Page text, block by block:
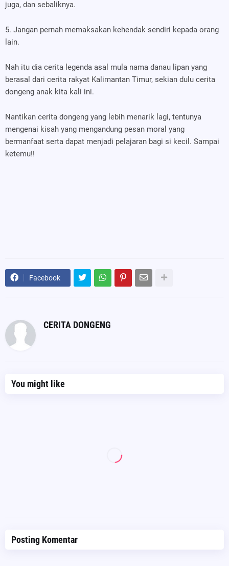
juga, dan sebaliknya.
5. Jangan pernah memaksakan kehendak sendiri kepada orang
lain.
Nah itu dia cerita legenda asal mula nama danau lipan yang
berasal dari cerita rakyat Kalimantan Timur, sekian dulu cerita
dongeng anak kita kali ini.
Nantikan cerita dongeng yang lebih menarik lagi, tentunya
mengenai kisah yang mengandung pesan moral yang
bermanfaat serta dapat menjadi pelajaran bagi si kecil. Sampai
ketemu!!
Facebook
CERITA DONGENG
You might like
Posting Komentar